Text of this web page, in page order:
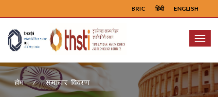
ENGLISH
हिंदी
BRIC
Menu
होम समाचार विवरण